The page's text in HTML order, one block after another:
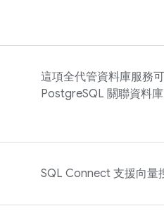
這項全代管資料庫服務
PostgreSQL 關聯資料庫
SQL Connect 支援向量